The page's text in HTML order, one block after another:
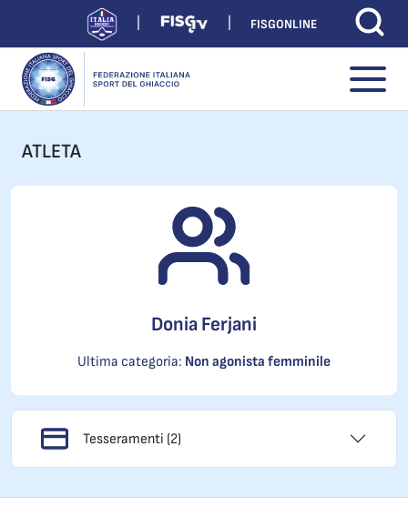
FISGONLINE
ATLETA
Donia Ferjani
Ultima categoria: Non agonista femminile
Tesseramenti (2)